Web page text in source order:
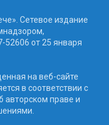
Сетевое издание
от 25 января
на веб-сайте
в соответствии с
авторском праве и